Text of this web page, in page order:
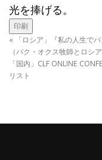
光を捧げる。
印刷
«
「ロシア」『私の人生で
（パク・オクス牧師とロシ
「国内」CLF ONLINE
リスト